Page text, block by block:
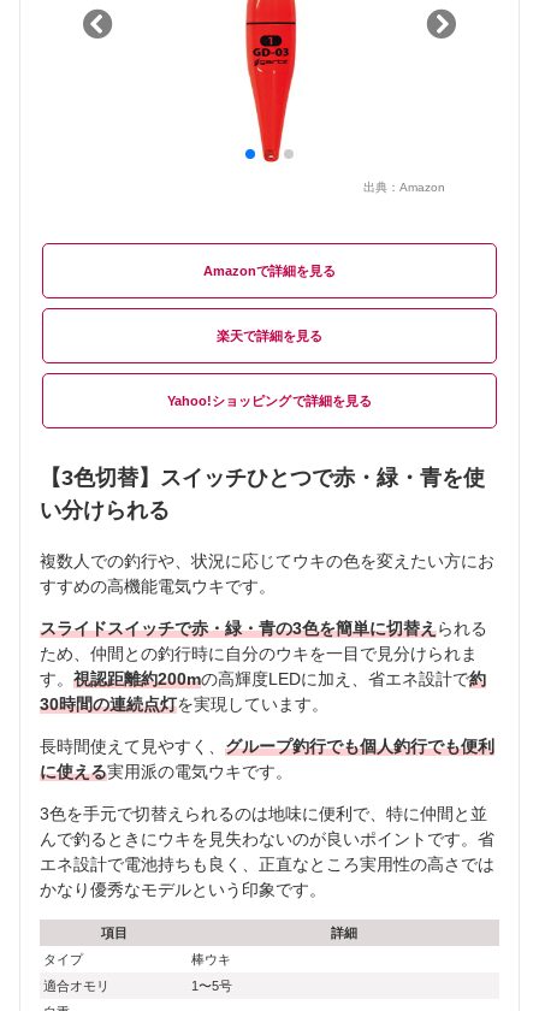
出典： Amazon
Amazon
楽天
Yahoo!ショッピング
【3色切替】スイッチひとつで赤・緑・青を使
い分けられる
複数人での釣行や、状況に応じてウキの色を変えたい方にお
すすめの高機能電気ウキです。
スライドスイッチで赤・緑・青の3色を簡単に切替えられる
ため、仲間との釣行時に自分のウキを一目で見分けられま
す。 視認距離約200mの高輝度LEDに加え、省エネ設計で約
30時間の連続点灯を実現しています。
長時間使えて見やすく、 グループ釣行でも個人釣行でも便利
に使える実用派の電気ウキです。
3色を手元で切替えられるのは地味に便利で、特に仲間と並
んで釣るときにウキを見失わないのが良いポイントです。省
エネ設計で電池持ちも良く、正直なところ実用性の高さでは
かなり優秀なモデルという印象です。
項目
詳細
タイプ
棒ウキ
適合オモリ
1〜5号